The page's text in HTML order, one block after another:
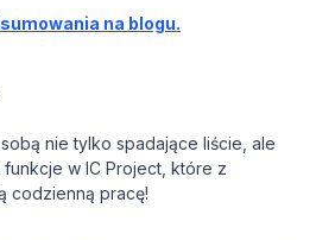
na blogu.
nie tylko spadające liście, ale
w IC Project, które z
codzienną pracę!